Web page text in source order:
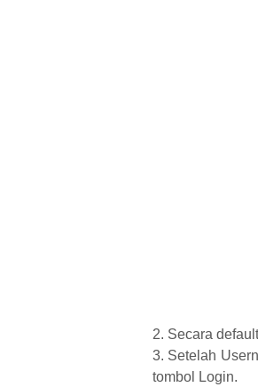
2. Secara
3. Setelah
tombol Login.